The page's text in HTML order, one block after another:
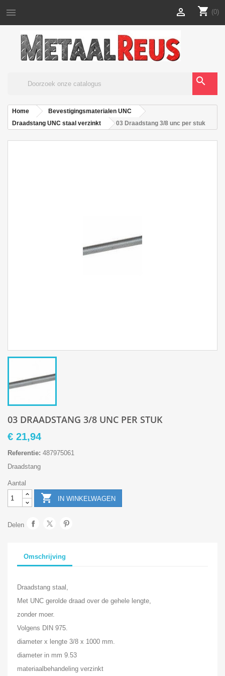
 shopping_cart (0)

search
Home
Bevestigingsmaterialen UNC
Draadstang UNC staal verzinkt
03 Draadstang 3/8 unc per stuk
03 DRAADSTANG 3/8 UNC PER STUK
€ 21,94
Referentie: 487975061
Draadstang
Aantal
 IN WINKELWAGEN
Delen
Omschrijving
Draadstang staal,
Met UNC gerolde draad over de gehele lengte,
zonder moer.
Volgens DIN 975.
diameter x lengte 3/8 x 1000 mm.
diameter in mm 9.53
materiaalbehandeling verzinkt